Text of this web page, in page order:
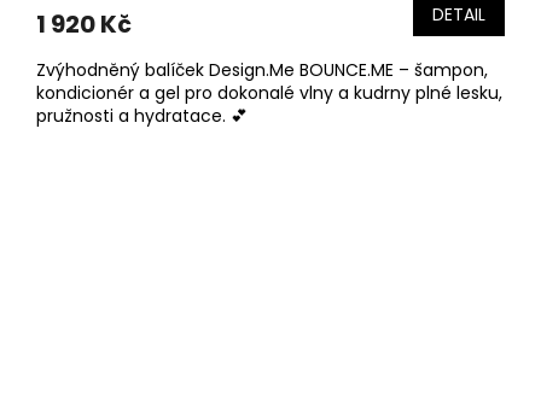
1 920 Kč DETAIL
Zvýhodněný balíček Design.Me BOUNCE.ME – šampon,
kondicionér a gel pro dokonalé vlny a kudrny plné lesku,
pružnosti a hydratace. 💕